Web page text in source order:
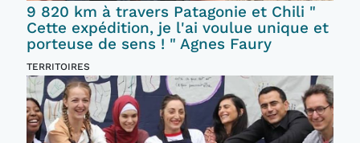
9 820 km à travers Patagonie et Chili "
Cette expédition, je l'ai voulue unique et
porteuse de sens ! " Agnes Faury
TERRITOIRES